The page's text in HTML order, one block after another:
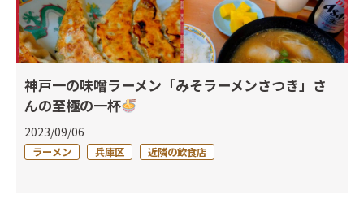
神戸一の味噌ラーメン「みそラーメンさつき」さ
んの至極の一杯
2023/09/06
ラーメン 兵庫区 近隣の飲食店